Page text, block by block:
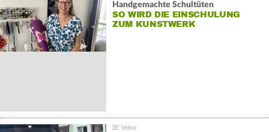
Handgemachte Schultüten
SO WIRD DIE EINSCHULUNG
ZUM KUNSTWERK